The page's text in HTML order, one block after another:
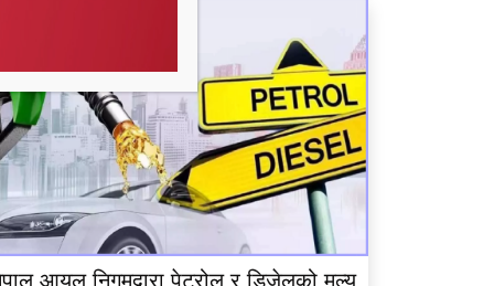
आयल निगमद्वारा पेट्रोल र डिजेलको मूल्य